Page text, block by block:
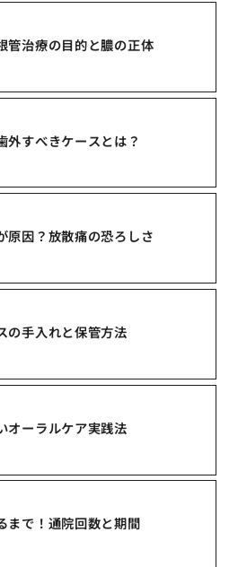
管治療の目的と膿の正体
外すべきケースとは？
原因？放散痛の恐ろしさ
の手入れと保管方法
オーラルケア実践法
まで！通院回数と期間